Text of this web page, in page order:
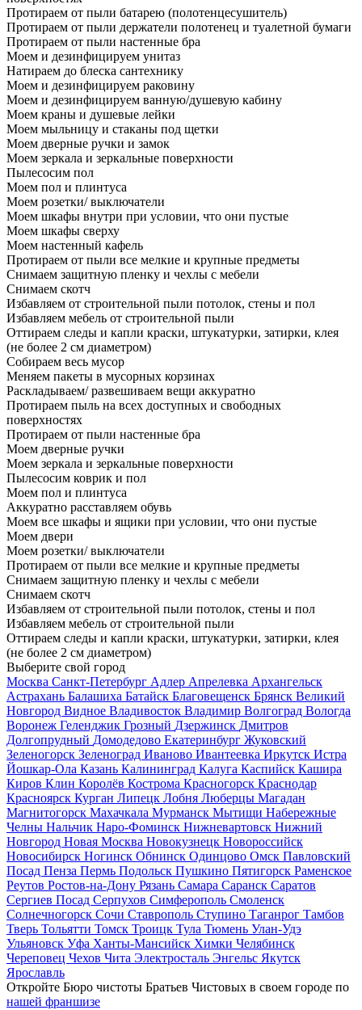
Протираем от пыли батарею (полотенцесушитель)
Протираем от пыли держатели полотенец и туалетной бумаги
Протираем от пыли настенные бра
Моем и дезинфицируем унитаз
Натираем до блеска сантехнику
Моем и дезинфицируем раковину
Моем и дезинфицируем ванную/душевую кабину
Моем краны и душевые лейки
Моем мыльницу и стаканы под щетки
Моем дверные ручки и замок
Моем зеркала и зеркальные поверхности
Пылесосим пол
Моем пол и плинтуса
Моем розетки/ выключатели
Моем шкафы внутри при условии, что они пустые
Моем шкафы сверху
Моем настенный кафель
Протираем от пыли все мелкие и крупные предметы
Снимаем защитную пленку и чехлы с мебели
Снимаем скотч
Избавляем от строительной пыли потолок, стены и пол
Избавляем мебель от строительной пыли
Оттираем следы и капли краски, штукатурки, затирки, клея
(не более 2 см диаметром)
Собираем весь мусор
Меняем пакеты в мусорных корзинах
Раскладываем/ развешиваем вещи аккуратно
Протираем пыль на всех доступных и свободных
поверхностях
Протираем от пыли настенные бра
Моем дверные ручки
Моем зеркала и зеркальные поверхности
Пылесосим коврик и пол
Моем пол и плинтуса
Аккуратно расставляем обувь
Моем все шкафы и ящики при условии, что они пустые
Моем двери
Моем розетки/ выключатели
Протираем от пыли все мелкие и крупные предметы
Снимаем защитную пленку и чехлы с мебели
Снимаем скотч
Избавляем от строительной пыли потолок, стены и пол
Избавляем мебель от строительной пыли
Оттираем следы и капли краски, штукатурки, затирки, клея
(не более 2 см диаметром)
Выберите свой город
Москва Санкт-Петербург Адлер Апрелевка Архангельск
Астрахань Балашиха Батайск Благовещенск Брянск Великий
Новгород Видное Владивосток Владимир Волгоград Вологда
Воронеж Геленджик Грозный Дзержинск Дмитров
Долгопрудный Домодедово Екатеринбург Жуковский
Зеленогорск Зеленоград Иваново Ивантеевка Иркутск Истра
Йошкар-Ола Казань Калининград Калуга Каспийск Кашира
Киров Клин Королёв Кострома Красногорск Краснодар
Красноярск Курган Липецк Лобня Люберцы Магадан
Магнитогорск Махачкала Мурманск Мытищи Набережные
Челны Нальчик Наро-Фоминск Нижневартовск Нижний
Новгород Новая Москва Новокузнецк Новороссийск
Новосибирск Ногинск Обнинск Одинцово Омск Павловский
Посад Пенза Пермь Подольск Пушкино Пятигорск Раменское
Реутов Ростов-на-Дону Рязань Самара Саранск Саратов
Сергиев Посад Серпухов Симферополь Смоленск
Солнечногорск Сочи Ставрополь Ступино Таганрог Тамбов
Тверь Тольятти Томск Троицк Тула Тюмень Улан-Удэ
Ульяновск Уфа Ханты-Мансийск Химки Челябинск
Череповец Чехов Чита Электросталь Энгельс Якутск
Ярославль
Откройте Бюро чистоты Братьев Чистовых в своем городе по
нашей франшизе